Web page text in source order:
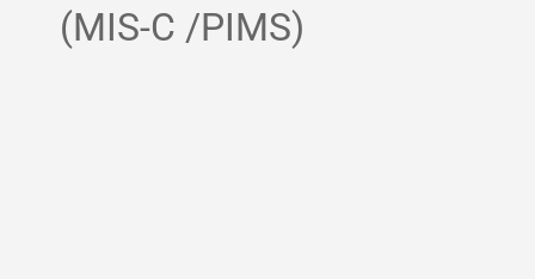
(MIS-C /PIMS)